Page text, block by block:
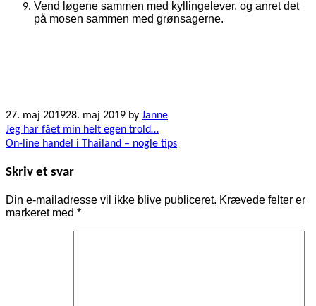
Vend løgene sammen med kyllingelever, og anret det
på mosen sammen med grønsagerne.
27. maj 201928. maj 2019 by Janne
Indlægsnavigation
Jeg har fået min helt egen trold…
On-line handel i Thailand – nogle tips
Skriv et svar
Din e-mailadresse vil ikke blive publiceret. Krævede felter er
markeret med *